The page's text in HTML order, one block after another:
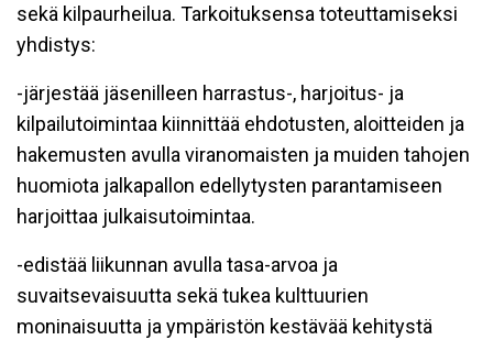
sekä kilpaurheilua. Tarkoituksensa toteuttamiseksi
yhdistys:
-järjestää jäsenilleen harrastus-, harjoitus- ja
kilpailutoimintaa kiinnittää ehdotusten, aloitteiden ja
hakemusten avulla viranomaisten ja muiden tahojen
huomiota jalkapallon edellytysten parantamiseen
harjoittaa julkaisutoimintaa.
-edistää liikunnan avulla tasa-arvoa ja
suvaitsevaisuutta sekä tukea kulttuurien
moninaisuutta ja ympäristön kestävää kehitystä